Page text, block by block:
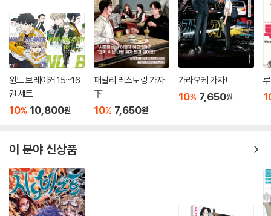
윈드 브레이커 15~16
권 세트
10% 10,800원
패밀리 레스토랑 가자.
下
10% 7,650원
가라오케 가자!
10% 7,650원
이 분야 신상품